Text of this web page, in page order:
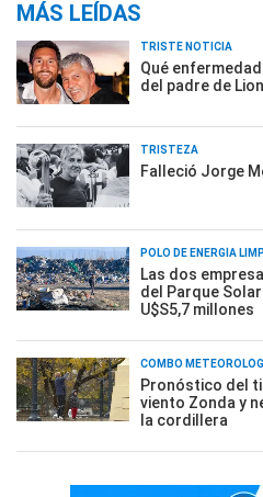
MÁS LEÍDAS
TRISTE NOTICIA
Qué
del padre de
TRISTEZA
Falleció Jorge
POLO DE ENERGÍA
Las dos
del Parque
U$S5,7 millones
COMBO
Pronóstico del
viento Zonda y
la cordillera